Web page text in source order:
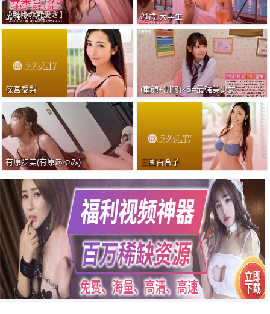
最強SSS級 21歳 大学生
篠宮愛梨 (童顔+制服)×S=最強美少女
有原步美(有原あゆみ) 三國百合子